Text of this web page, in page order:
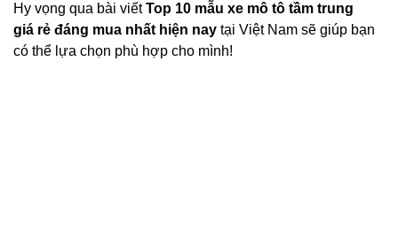
Hy vọng qua bài viếtTop 10 mẫu xe mô tô tầm trung
giá rẻ đáng mua nhất hiện nay tại Việt Nam sẽ giúp bạn
có thể lựa chọn phù hợp cho mình!